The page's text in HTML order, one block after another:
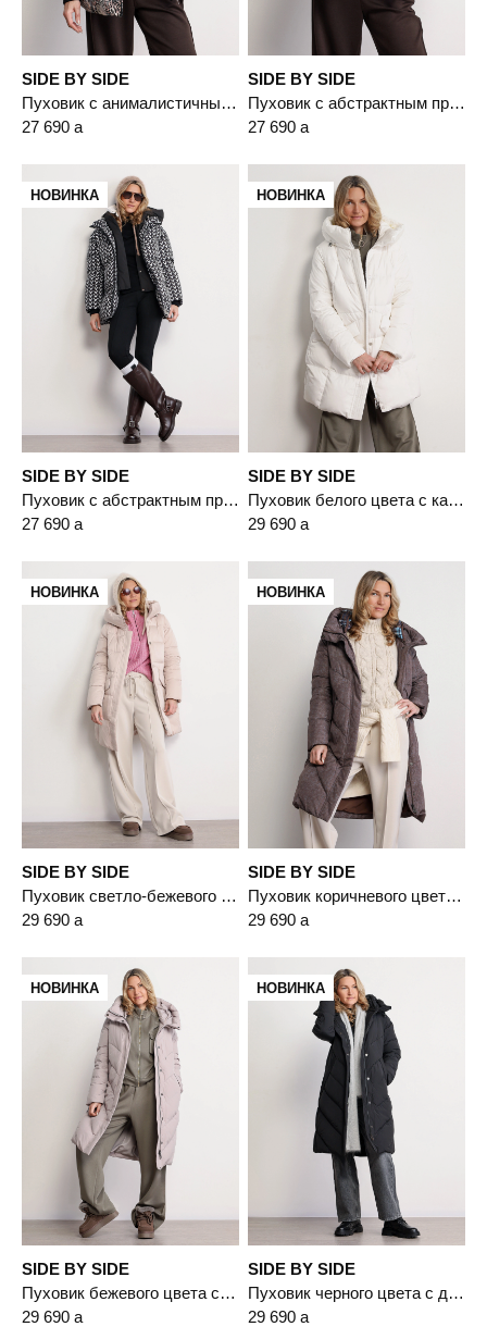
SIDE BY SIDE
Пуховик с анималистичным принтом цвета мульти с капюшоном-манишкой
27 690 a
SIDE BY SIDE
Пуховик с абстрактным принтом цвета мульти с капюшоном-манишкой
27 690 a
НОВИНКА
SIDE BY SIDE
Пуховик с абстрактным принтом черного цвета с капюшоном-манишкой
27 690 a
НОВИНКА
SIDE BY SIDE
Пуховик белого цвета с капюшоном
29 690 a
НОВИНКА
SIDE BY SIDE
Пуховик светло-бежевого цвета с капюшоном
29 690 a
НОВИНКА
SIDE BY SIDE
Пуховик коричневого цвета с двойным капюшоном
29 690 a
НОВИНКА
SIDE BY SIDE
Пуховик бежевого цвета с двойным капюшоном
29 690 a
НОВИНКА
SIDE BY SIDE
Пуховик черного цвета с двойным капюшоном
29 690 a